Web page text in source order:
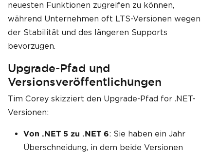
neuesten Funktionen zugreifen zu können,
während Unternehmen oft LTS-Versionen wegen
der Stabilität und des längeren Supports
bevorzugen.
Upgrade-Pfad und
Versionsveröffentlichungen
Tim Corey skizziert den Upgrade-Pfad for .NET-
Versionen:
Von .NET 5 zu .NET 6: Sie haben ein Jahr
Überschneidung, in dem beide Versionen